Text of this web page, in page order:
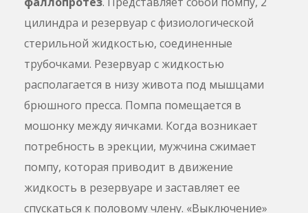
цилиндра и резервуар с физиологической
стерильной жидкостью, соединенные
трубочками. Резервуар с жидкостью
располагается в низу живота под мышцами
брюшного пресса. Помпа помещается в
мошонку между яичками. Когда возникает
потребность в эрекции, мужчина сжимает
помпу, которая приводит в движение
жидкость в резервуаре и заставляет ее
спускаться к половому члену. «Выключение»